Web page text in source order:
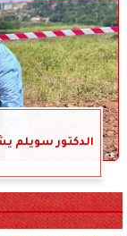
الدكتور سويلم